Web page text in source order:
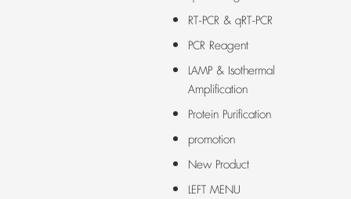
RT-PCR & qRT-PCR
PCR Reagent
LAMP & Isothermal
Amplification
Protein Purification
promotion
New Product
LEFT MENU